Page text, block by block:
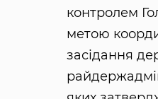
контролем
метою
засідання